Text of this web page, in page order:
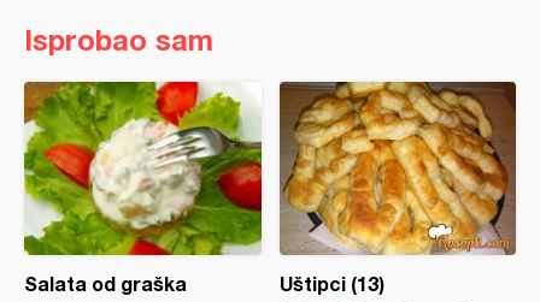
Isprobao sam
Salata od graška Uštipci (13)